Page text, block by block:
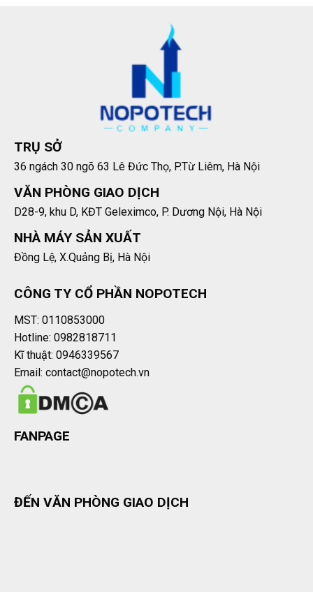
TRỤ SỞ
36 ngách 30 ngõ 63 Lê Đức Thọ, P.Từ Liêm, Hà Nội
VĂN PHÒNG GIAO DỊCH
D28-9, khu D, KĐT Geleximco, P. Dương Nội, Hà Nội
NHÀ MÁY SẢN XUẤT
Đồng Lệ, X.Quảng Bị, Hà Nội
CÔNG TY CỔ PHẦN NOPOTECH
MST: 0110853000
Hotline: 0982818711
Kĩ thuật: 0946339567
Email: contact@nopotech.vn
FANPAGE
ĐẾN VĂN PHÒNG GIAO DỊCH